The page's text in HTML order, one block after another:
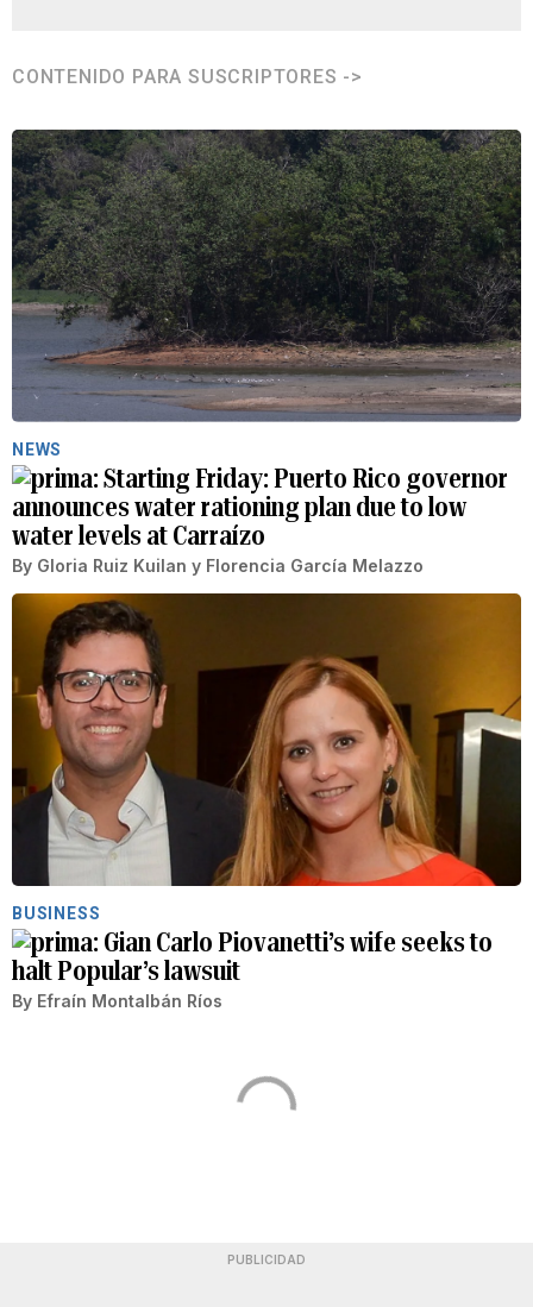
CONTENIDO PARA SUSCRIPTORES ->
NEWS
Starting Friday: Puerto Rico governor
announces water rationing plan due to low
water levels at Carraízo
By Gloria Ruiz Kuilan y Florencia García Melazzo
BUSINESS
Gian Carlo Piovanetti’s wife seeks to
halt Popular’s lawsuit
By Efraín Montalbán Ríos
PUBLICIDAD